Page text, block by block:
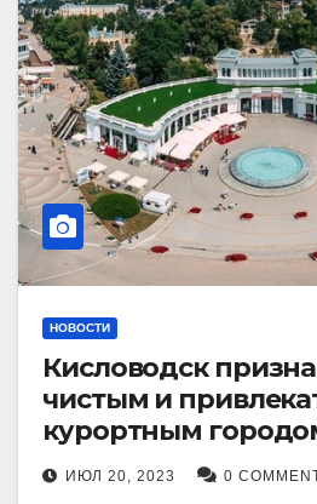
НОВОСТИ
Кисловодск
чистым и
курортным
ИЮЛ 20, 2023 0